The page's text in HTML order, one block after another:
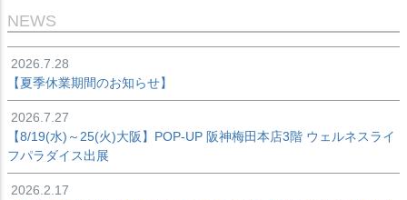
NEWS
2026.7.28
【夏季休業期間のお知らせ】
2026.7.27
【8/19(水)～25(火)大阪】POP-UP 阪神梅田本店3階 ウェルネスライ
フパラダイス出展
2026.2.17